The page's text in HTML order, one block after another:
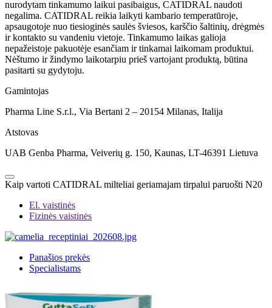
nurodytam tinkamumo laikui pasibaigus, CATIDRAL naudoti
negalima. CATIDRAL reikia laikyti kambario temperatūroje,
apsaugotoje nuo tiesioginės saulės šviesos, karščio šaltinių, drėgmės
ir kontakto su vandeniu vietoje. Tinkamumo laikas galioja
nepažeistoje pakuotėje esančiam ir tinkamai laikomam produktui.
Nėštumo ir žindymo laikotarpiu prieš vartojant produktą, būtina
pasitarti su gydytoju.
Gamintojas
Pharma Line S.r.l., Via Bertani 2 – 20154 Milanas, Italija
Atstovas
UAB Genba Pharma, Veiverių g. 150, Kaunas, LT-46391 Lietuva
Kaip vartoti CATIDRAL milteliai geriamajam tirpalui paruošti N20
El. vaistinės
Fizinės vaistinės
Panašios prekės
Specialistams